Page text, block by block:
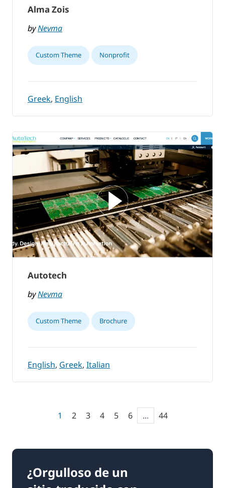
Alma Zois
byNevma
Custom Theme Nonprofit
Greek, English
Autotech
byNevma
Custom Theme Brochure
English, Greek, Italian
1 2 3 4 5 6 ... 44
¿Orgulloso de un